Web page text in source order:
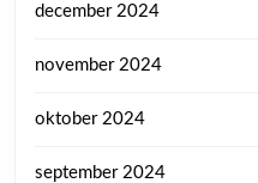
december 2024
november 2024
oktober 2024
september 2024